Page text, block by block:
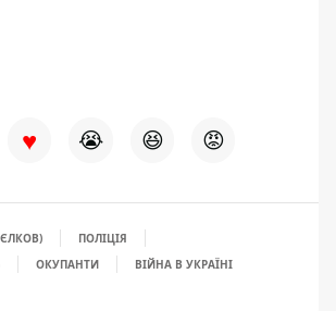
♥ 😭 😆 😡
ПОЛІЦІЯ
ОКУПАНТИ ВІЙНА В УКРАЇНІ